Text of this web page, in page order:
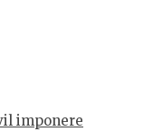
imponere